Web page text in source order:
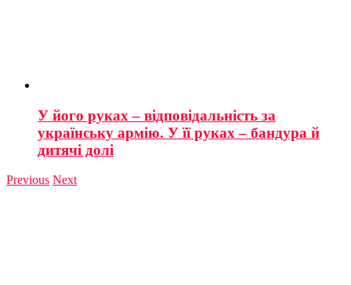
У його руках – відповідальність за
українську армію. У її руках – бандура й
дитячі долі
Previous Next